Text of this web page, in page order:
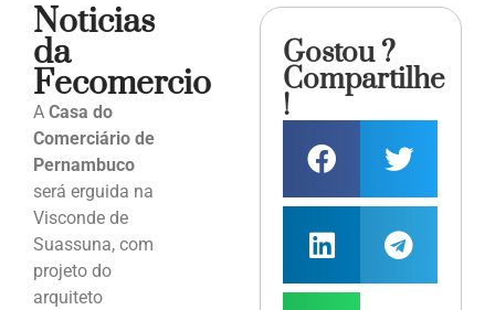
Noticias
da
Fecomercio
A Casa do
Comerciário de
Pernambuco
será erguida na
Visconde de
Suassuna, com
projeto do
arquiteto
Gostou ?
Compartilhe
!